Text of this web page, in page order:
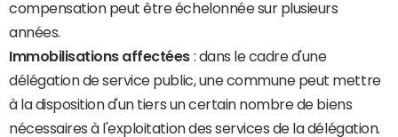
compensation peut être échelonnée sur plusieurs
années.
Immobilisations affectées : dans le cadre d'une
délégation de service public, une commune peut mettre
à la disposition d'un tiers un certain nombre de biens
nécessaires à l'exploitation des services de la délégation.